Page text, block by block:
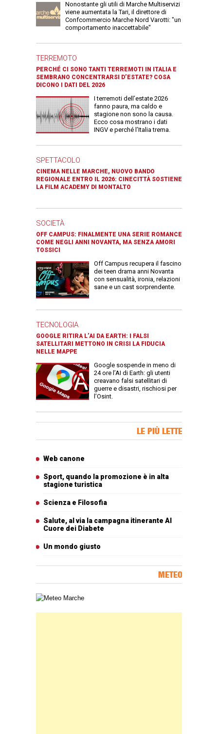
Nonostante gli utili di Marche Multiservizi
viene aumentata la Tari, il direttore di
Confcommercio Marche Nord Varotti: "un
comportamento inaccettabile"
TERREMOTO
PERCHÉ CI SONO TANTI TERREMOTI IN ITALIA E
SEMBRANO CONCENTRARSI D’ESTATE? COSA
DICONO I DATI DEL 2026
I terremoti dell’estate 2026
fanno paura, ma caldo e
stagione non sono la causa.
Ecco cosa mostrano i dati
INGV e perché l’Italia trema.
SPETTACOLO
CINEMA NELLE MARCHE, NUOVO BANDO
REGIONALE ENTRO IL 2026: CINECITTÀ SOSTIENE
LA FILM ACADEMY DI MONTALTO
SOCIETÀ
OFF CAMPUS: FINALMENTE UNA SERIE ROMANCE
COME NEGLI ANNI NOVANTA, MA SENZA AMORI
TOSSICI
Off Campus recupera il fascino
dei teen drama anni Novanta
con sensualità, ironia, relazioni
sane e un cast sorprendente.
TECNOLOGIA
GOOGLE RITIRA L’AI DA EARTH: I FALSI
SATELLITARI METTONO IN CRISI LA FIDUCIA
NELLE MAPPE
Google sospende in meno di
24 ore l’AI di Earth: gli utenti
creavano falsi satellitari di
guerre e disastri, rischiosi per
l’Osint.
LE PIÙ LETTE
Web canone
Sport, quando la promozione è in alta
stagione turistica
Scienza e Filosofia
Salute, al via la campagna itinerante Al
Cuore dei Diabete
Un mondo giusto
METEO
Carta meteorologica delle Marche